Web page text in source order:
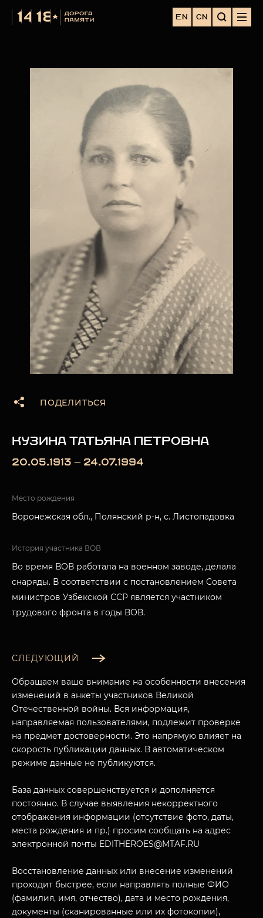
МУЗЕЙНЫЙ КОМПЛЕКС
ПОСЕТИТЕЛЯМ
НАЗАД
EN CN
ПОДЕЛИТЬСЯ
КУЗИНА ТАТЬЯНА ПЕТРОВНА
20.05.1913 — 24.07.1994
Место рождения
Воронежская обл., Полянский р-н, с. Листопадовка
История участника ВОВ
Во время ВОВ работала на военном заводе, делала
снаряды. В соответствии с постановлением Совета
министров Узбекской ССР является участником
трудового фронта в годы ВОВ.
СЛЕДУЮЩИЙ
Обращаем ваше внимание на особенности внесения
изменений в анкеты участников Великой
Отечественной войны. Вся информация,
направляемая пользователями, подлежит проверке
на предмет достоверности. Это напрямую влияет на
скорость публикации данных. В автоматическом
режиме данные не публикуются.
База данных совершенствуется и дополняется
постоянно. В случае выявления некорректного
отображения информации (отсутствие фото, даты,
места рождения и пр.) просим сообщать на адрес
электронной почты EDITHEROES@MTAF.RU
Восстановление данных или внесение изменений
проходит быстрее, если направлять полные ФИО
(фамилия, имя, отчество), дата и место рождения,
документы (сканированные или их фотокопии),